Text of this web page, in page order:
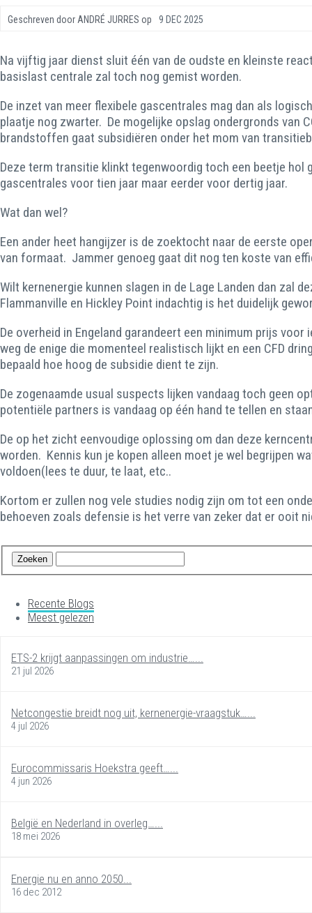
Geschreven door ANDRÉ JURRES op 9 DEC 2025
Na vijftig jaar dienst sluit één van de oudste en kleinste
basislast centrale zal toch nog gemist worden.
De inzet van meer flexibele gascentrales mag dan als
plaatje nog zwarter. De mogelijke opslag ondergronds van
brandstoffen gaat subsidiëren onder het mom van
Deze term transitie klinkt tegenwoordig toch een beetje hol
gascentrales voor tien jaar maar eerder voor dertig jaar.
Wat dan wel?
Een ander heet hangijzer is de zoektocht naar de eerste
van formaat. Jammer genoeg gaat dit nog ten koste van
Wilt kernenergie kunnen slagen in de Lage Landen dan zal
Flammanville en Hickley Point indachtig is het duidelijk
De overheid in Engeland garandeert een minimum prijs
weg de enige die momenteel realistisch lijkt en een CFD
bepaald hoe hoog de subsidie dient te zijn.
De zogenaamde usual suspects lijken vandaag toch geen
potentiële partners is vandaag op één hand te tellen en
De op het zicht eenvoudige oplossing om dan deze
worden. Kennis kun je kopen alleen moet je wel begrijpen
voldoen(lees te duur, te laat, etc..
Kortom er zullen nog vele studies nodig zijn om tot een
behoeven zoals defensie is het verre van zeker dat er ooit
Recente Blogs
Meest gelezen
ETS-2 krijgt aanpassingen om industrie…...
21 jul 2026
Netcongestie breidt nog uit, kernenergie-vraagstuk…...
4 jul 2026
Eurocommissaris Hoekstra geeft…...
4 jun 2026
België en Nederland in overleg…...
18 mei 2026
Energie nu en anno 2050...
16 dec 2012